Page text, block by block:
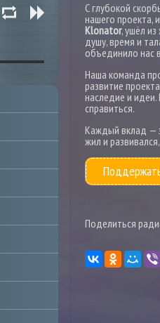
С глубокой
нашего проекта,
Klonator, ушёл
душу, время и
объединило нас
Наша команда
развитие
наследие и
справиться.
Каждый вклад —
жил и
Поделиться